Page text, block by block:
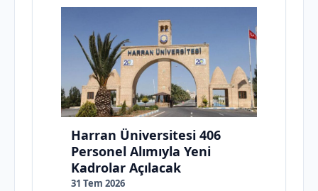
Harran Üniversitesi 406
Personel Alımıyla Yeni
Kadrolar Açılacak
31 Tem 2026